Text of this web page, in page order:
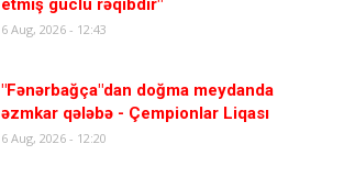
etmiş güclü rəqibdir"
6 Aug, 2026 - 12:43
"Fənərbağça"dan doğma meydanda
əzmkar qələbə - Çempionlar Liqası
6 Aug, 2026 - 12:20